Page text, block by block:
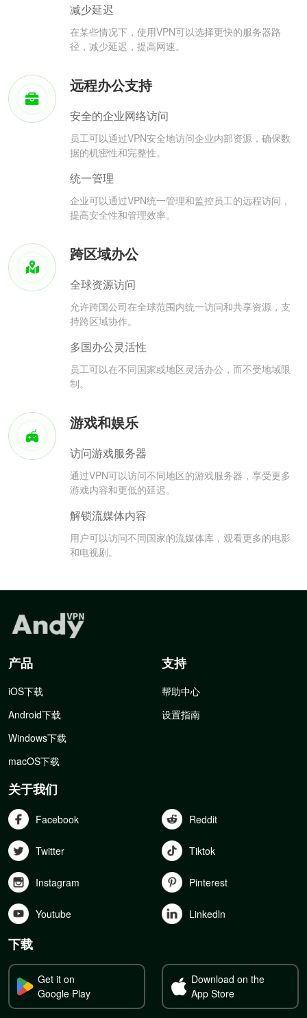
减少延迟
在某些情况下，使用VPN可以选择更快的服务器路
径，减少延迟，提高网速。
远程办公支持
安全的企业网络访问
员工可以通过VPN安全地访问企业内部资源，确保数
据的机密性和完整性。
统一管理
企业可以通过VPN统一管理和监控员工的远程访问，
提高安全性和管理效率。
跨区域办公
全球资源访问
允许跨国公司在全球范围内统一访问和共享资源，支
持跨区域协作。
多国办公灵活性
员工可以在不同国家或地区灵活办公，而不受地域限
制。
游戏和娱乐
访问游戏服务器
通过VPN可以访问不同地区的游戏服务器，享受更多
游戏内容和更低的延迟。
解锁流媒体内容
用户可以访问不同国家的流媒体库，观看更多的电影
和电视剧。
产品
iOS下载
Android下载
Windows下载
macOS下载
支持
帮助中心
设置指南
关于我们
Facebook Reddit
Twitter Tiktok
Instagram Pinterest
Youtube Linkedln
下载
Get it on
Google Play
Download on the
App Store